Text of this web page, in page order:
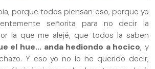
porque todos piensan eso, porque yo
señorita para no decir la
la que me alejé, que todos la saben
el hue... anda hediondo a hocico, y
Y eso yo no lo he querido decir,